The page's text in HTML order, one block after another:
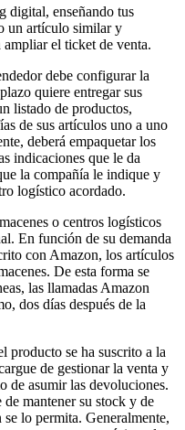
digital, enseñando tus
un artículo similar y
ampliar el ticket de venta.
debe configurar la
quiere entregar sus
listado de productos,
de sus artículos uno a uno
deberá empaquetar los
indicaciones que le da
la compañía le indique y
logístico acordado.
o centros logísticos
En función de su demanda
con Amazon, los artículos
De esta forma se
las llamadas Amazon
dos días después de la
producto se ha suscrito a la
de gestionar la venta y
de asumir las devoluciones.
mantener su stock y de
lo permita. Generalmente,